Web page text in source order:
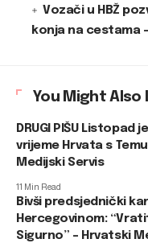
Vozači u HBŽ
konja na cestama
You Might Also
DRUGI PIŠU
vrijeme Hrvata s
Medijski Servis
11 Min Read
Bivši predsjednički
Hercegovinom:
Sigurno” – Hrvatski